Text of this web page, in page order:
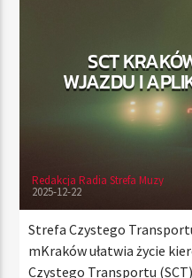
RADIO
00:00 21:00
SCT
WJAZDU I
Redakcja Radia Strefa Muzy
2025-12-22
Strefa Czystego
mKraków ułatwia życie
Czystego Transportu